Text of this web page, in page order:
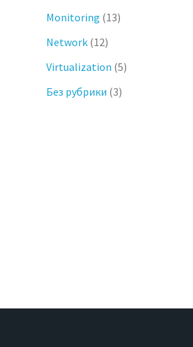
Monitoring (13)
Network(12)
Virtualization (5)
Без рубрики (3)